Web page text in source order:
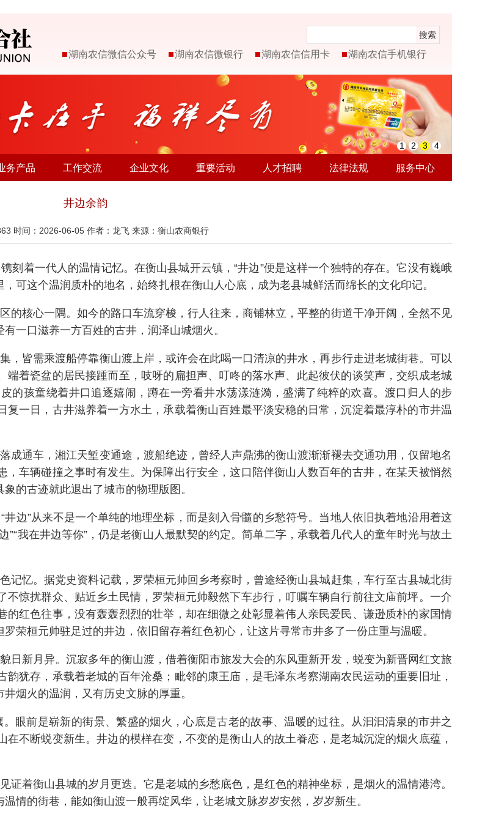
搜索
湖南农信微信公众号 湖南农信微银行 湖南农信信用卡 湖南农信手机银行
1 2 3 4
务产品 工作交流 企业文化 重要活动 人才招聘 法律法规 服务中心
井边余韵
时间：2026-06-05 作者：龙飞 来源：衡山农商银行
刻着一代人的温情记忆。在衡山县城开云镇，“井边”便是这样一个独特的存在。它没有巍峨
这个温润质朴的地名，始终扎根在衡山人心底，成为老县城鲜活而绵长的文化印记。
的核心一隅。如今的路口车流穿梭，行人往来，商铺林立，平整的街道干净开阔，全然不见
一口滋养一方百姓的古井，润泽山城烟火。
，皆需乘渡船停靠衡山渡上岸，或许会在此喝一口清凉的井水，再步行走进老城街巷。可以
着瓷盆的居民接踵而至，吱呀的扁担声、叮咚的落水声、此起彼伏的谈笑声，交织成老城
的孩童绕着井口追逐嬉闹，蹲在一旁看井水荡漾涟漪，盛满了纯粹的欢喜。渡口归人的步
一日，古井滋养着一方水土，承载着衡山百姓最平淡安稳的日常，沉淀着最淳朴的市井温
成通车，湘江天堑变通途，渡船绝迹，曾经人声鼎沸的衡山渡渐渐褪去交通功用，仅留地名
车辆碰撞之事时有发生。为保障出行安全，这口陪伴衡山人数百年的古井，在某天被悄然
的古迹就此退出了城市的物理版图。
边”从来不是一个单纯的地理坐标，而是刻入骨髓的乡愁符号。当地人依旧执着地沿用着这
我在井边等你”，仍是老衡山人最默契的约定。简单二字，承载着几代人的童年时光与故土
记忆。据党史资料记载，罗荣桓元帅回乡考察时，曾途经衡山县城赶集，车行至古县城北街
惊扰群众、贴近乡土民情，罗荣桓元帅毅然下车步行，叮嘱车辆自行前往文庙前坪。一介
红色往事，没有轰轰烈烈的壮举，却在细微之处彰显着伟人亲民爱民、谦逊质朴的家国情
荣桓元帅驻足过的井边，依旧留存着红色初心，让这片寻常市井多了一份庄重与温暖。
日新月异。沉寂多年的衡山渡，借着衡阳市旅发大会的东风重新开发，蜕变为新晋网红文旅
犹存，承载着老城的百年沧桑；毗邻的康王庙，是毛泽东考察湖南农民运动的重要旧址，
烟火的温润，又有历史文脉的厚重。
眼前是崭新的街景、繁盛的烟火，心底是古老的故事、温暖的过往。从汩汩清泉的市井之
不断蜕变新生。井边的模样在变，不变的是衡山人的故土眷恋，是老城沉淀的烟火底蕴，
证着衡山县城的岁月更迭。它是老城的乡愁底色，是红色的精神坐标，是烟火的温情港湾。
情的街巷，能如衡山渡一般再绽风华，让老城文脉岁岁安然，岁岁新生。